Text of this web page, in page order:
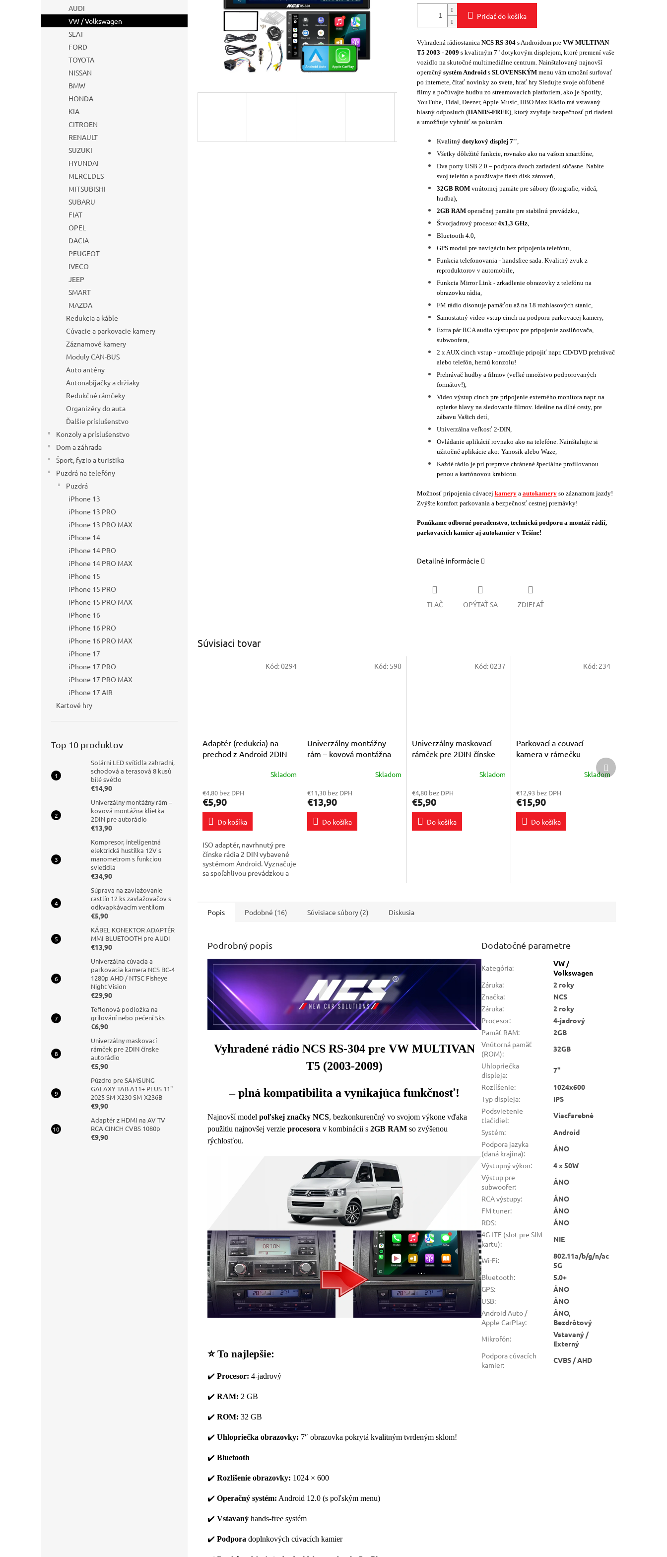
AUDI
VW / Volkswagen
SEAT
FORD
TOYOTA
NISSAN
BMW
HONDA
KIA
CITROEN
RENAULT
SUZUKI
HYUNDAI
MERCEDES
MITSUBISHI
SUBARU
FIAT
OPEL
DACIA
PEUGEOT
IVECO
JEEP
SMART
MAZDA
Redukcia a káble
Cúvacie a parkovacie kamery
Záznamové kamery
Moduly CAN-BUS
Auto antény
Autonabíjačky a držiaky
Redukčné rámčeky
Organizéry do auta
Ďalšie príslušenstvo
Konzoly a príslušenstvo
Dom a záhrada
Šport, fyzio a turistika
Puzdrá na telefóny
Puzdrá
iPhone 13
iPhone 13 PRO
iPhone 13 PRO MAX
iPhone 14
iPhone 14 PRO
iPhone 14 PRO MAX
iPhone 15
iPhone 15 PRO
iPhone 15 PRO MAX
iPhone 16
iPhone 16 PRO
iPhone 16 PRO MAX
iPhone 17
iPhone 17 PRO
iPhone 17 PRO MAX
iPhone 17 AIR
Kartové hry
Top 10 produktov
Solární LED svítidla zahradní,
schodová a terasová 8 kusů
bílé světlo
€14,90
Univerzálny montážny rám –
kovová montážna klietka
2DIN pre autorádio
€13,90
Kompresor, inteligentná
elektrická hustilka 12V s
manometrom s funkciou
svietidla
€34,90
Súprava na zavlažovanie
rastlín 12 ks zavlažovačov s
odkvapkávacím ventilom
€5,90
KÁBEL KONEKTOR ADAPTÉR
MMI BLUETOOTH pre AUDI
€13,90
Univerzálna cúvacia a
parkovacia kamera NCS BC-4
1280p AHD / NTSC Fisheye
Night Vision
€29,90
Teflonová podložka na
grilování nebo pečení 5ks
€6,90
Univerzálny maskovací
rámček pre 2DIN čínske
autorádio
€5,90
Púzdro pre SAMSUNG
GALAXY TAB A11+ PLUS 11"
2025 SM-X230 SM-X236B
€9,90
Adaptér z HDMI na AV TV
RCA CINCH CVBS 1080p
€9,90
Pridať do košíka
Vyhradená rádiostanica NCS RS-304s Androidom pre VW MULTIVAN
T5 2003 - 2009 s kvalitným 7" dotykovým displejom, ktoré premení vaše
vozidlo na skutočné multimediálne centrum. Nainštalovaný najnovší
operačný systém Androids SLOVENSKÝMmenu vám umožní surfovať
po internete, čítať novinky zo sveta, hrať hry Sledujte svoje obľúbené
filmy a počúvajte hudbu zo streamovacích platforiem, ako je Spotify,
YouTube, Tidal, Deezer, Apple Music, HBO Max Rádio má vstavaný
hlasný odposluch (HANDS-FREE), ktorý zvyšuje bezpečnosť pri riadení
a umožňuje vyhnúť sa pokutám.
Kvalitný dotykový displej 7'',
Všetky dôležité funkcie, rovnako ako na vašom smartfóne,
Dva porty USB 2.0 – podpora dvoch zariadení súčasne. Nabite
svoj telefón a používajte flash disk zároveň,
32GB ROMvnútornej pamäte pre súbory (fotografie, videá,
hudba),
2GB RAMoperačnej pamäte pre stabilnú prevádzku,
Štvorjadrový procesor4x1,3 GHz,
Bluetooth 4.0,
GPS modul pre navigáciu bez pripojenia telefónu,
Funkcia telefonovania - handsfree sada. Kvalitný zvuk z
reproduktorov v automobile,
Funkcia Mirror Link - zrkadlenie obrazovky z telefónu na
obrazovku rádia,
FM rádio disonuje pamäťou až na 18 rozhlasových staníc,
Samostatný video vstup cinch na podporu parkovacej kamery,
Extra pár RCA audio výstupov pre pripojenie zosilňovača,
subwoofera,
2 x AUX cinch vstup - umožňuje pripojiť napr. CD/DVD prehrávač
alebo telefón, hernú konzolu!
Prehrávač hudby a filmov (veľké množstvo podporovaných
formátov!),
Video výstup cinch pre pripojenie externého monitora napr. na
opierke hlavy na sledovanie filmov. Ideálne na dlhé cesty, pre
zábavu Vašich detí,
Univerzálna veľkosť 2-DIN,
Ovládanie aplikácií rovnako ako na telefóne. Nainštalujte si
užitočné aplikácie ako: Yanosik alebo Waze,
Každé rádio je pri preprave chránené špeciálne profilovanou
penou a kartónovou krabicou.
Možnosť pripojenia cúvacej kamerya autokameryso záznamom jazdy!
Zvýšte komfort parkovania a bezpečnosť cestnej premávky!
Ponúkame odborné poradenstvo, technickú podporu a montáž rádií,
parkovacích kamier aj autokamier v Tešíne!
Detailné informácie
TLAČ OPÝTAŤ SA ZDIEĽAŤ
Súvisiaci tovar
Adaptér (redukcia) na
prechod z Android 2DIN
produktu
je
4,5
5
hviezdičiek.
Skladom
€4,80 bez DPH
€5,90
Do košíka
ISO adaptér, navrhnutý pre
čínske rádia 2 DIN vybavené
systémom Android. Vyznačuje
sa spoľahlivou prevádzkou a
Kód:0294
Univerzálny montážny
rám – kovová montážna
produktu
je
4,0
5
Skladom
€11,30 bez DPH
€13,90
Do košíka
Kód: 590
Univerzálny maskovací
rámček pre 2DIN čínske
produktu
je
4,5
5
Skladom
€4,80 bez DPH
€5,90
Do košíka
Kód:0237
Parkovací a couvací
kamera v rámečku
produktu
je
4,1
5
Skladom
€12,93 bez DPH
€15,90
Do košíka
Kód: 234
Ďalší
produkt
Popis Podobné (16) Súvisiace súbory (2) Diskusia
Podrobný popis
Vyhradené rádio NCS RS-304 pre VW MULTIVAN
T5 (2003-2009)
– plná kompatibilita a vynikajúca funkčnosť!
Najnovší model poľskej značky NCS, bezkonkurenčný vo svojom výkone vďaka
použitiu najnovšej verzie procesora v kombinácii s 2GB RAM so zvýšenou
rýchlosťou.
⭐️ To najlepšie:
✔️ Procesor: 4-jadrový
✔️ RAM: 2 GB
✔️ ROM: 32 GB
✔️ Uhlopriečka obrazovky: 7″ obrazovka pokrytá kvalitným tvrdeným sklom!
✔️ Bluetooth
✔️ Rozlíšenie obrazovky: 1024 × 600
✔️ Operačný systém: Android 12.0 (s poľským menu)
✔️ Vstavaný hands-free systém
✔️ Podpora doplnkových cúvacích kamier
Dodatočné parametre
Kategória:
VW /
Volkswagen
Záruka:
2 roky
Značka:
NCS
Záruka:
2 roky
Procesor:
4-jadrový
Pamäť RAM:
2GB
Vnútorná pamäť
(ROM):
32GB
Uhlopriečka
displeja:
7"
Rozlíšenie:
1024x600
Typ displeja:
IPS
Podsvietenie
tlačidiel:
Viacfarebné
Systém:
Android
Podpora jazyka
(daná krajina):
ÁNO
Výstupný výkon:
4 x 50W
Výstup pre
subwoofer:
ÁNO
RCA výstupy:
ÁNO
FM tuner:
ÁNO
RDS:
ÁNO
4G LTE (slot pre SIM
kartu):
NIE
Wi-Fi:
802.11a/b/g/n/ac
5G
Bluetooth:
5.0+
GPS:
ÁNO
USB:
ÁNO
Android Auto /
Apple CarPlay:
ÁNO,
Bezdrôtový
Mikrofón:
Vstavaný /
Externý
Podpora cúvacích
kamier:
CVBS / AHD